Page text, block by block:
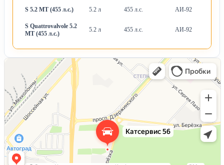
S 5.2 MT (455 л.с.) 5.2 л 455 л.с. АИ-92
S Quattrovalvole 5.2
MT (455 л.с.)
5.2 л 455 л.с. АИ-92